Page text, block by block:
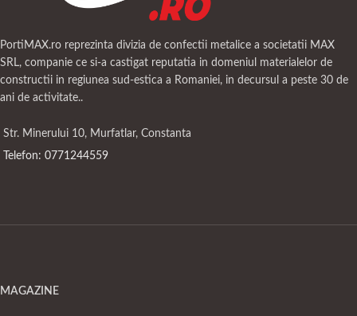
PortiMAX.ro reprezinta divizia de confectii metalice a societatii MAX
SRL, companie ce si-a castigat reputatia in domeniul materialelor de
constructii in regiunea sud-estica a Romaniei, in decursul a peste 30 de
ani de activitate..
Str. Minerului 10, Murfatlar, Constanta
Telefon: 0771244559
MAGAZINE